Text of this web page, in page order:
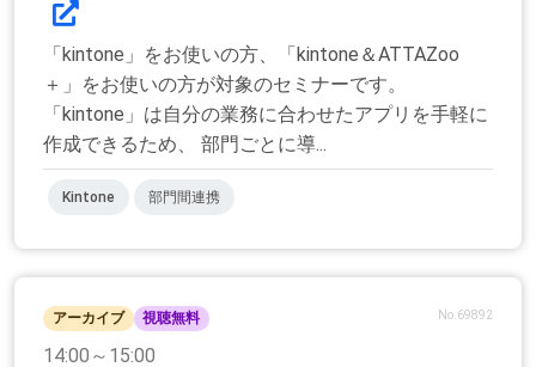
「kintone」をお使いの方、「kintone＆ATTAZoo
＋」をお使いの方が対象のセミナーです。
「kintone」は自分の業務に合わせたアプリを手軽に
作成できるため、 部門ごとに導...
Kintone 部門間連携
アーカイブ 視聴無料 No.69892
14:00～15:00